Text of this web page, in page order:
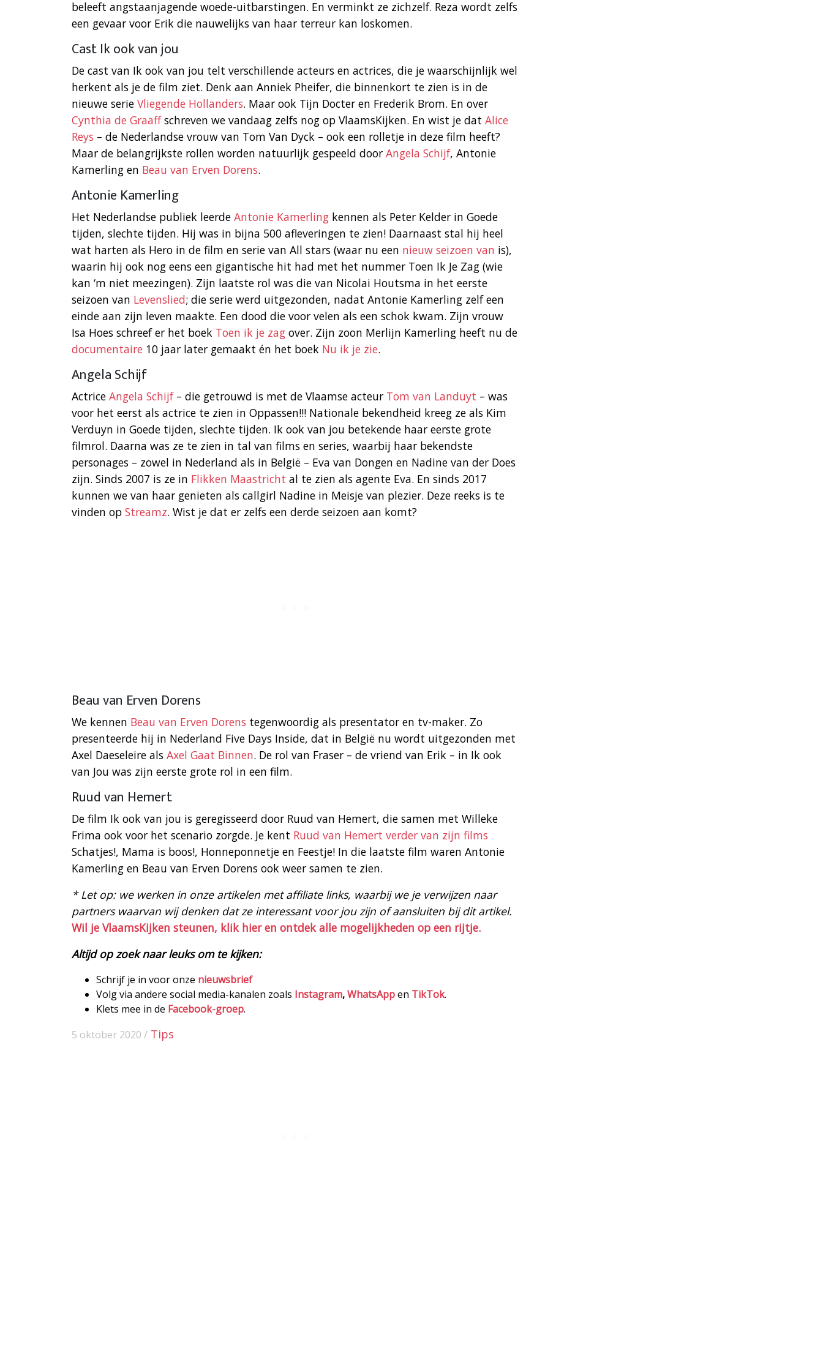
beleeft angstaanjagende woede-uitbarstingen. En verminkt ze zichzelf. Reza wordt zelfs
een gevaar voor Erik die nauwelijks van haar terreur kan loskomen.
Cast Ik ook van jou
De cast van Ik ook van jou telt verschillende acteurs en actrices, die je waarschijnlijk wel
herkent als je de film ziet. Denk aan Anniek Pheifer, die binnenkort te zien is in de
nieuwe serie Vliegende Hollanders. Maar ook Tijn Docter en Frederik Brom. En over
Cynthia de Graaffschreven we vandaag zelfs nog op VlaamsKijken. En wist je dat Alice
Reys – de Nederlandse vrouw van Tom Van Dyck – ook een rolletje in deze film heeft?
Maar de belangrijkste rollen worden natuurlijk gespeeld door Angela Schijf, Antonie
Kamerling en Beau van Erven Dorens.
Antonie Kamerling
Het Nederlandse publiek leerde Antonie Kamerling kennen als Peter Kelder in Goede
tijden, slechte tijden. Hij was in bijna 500 afleveringen te zien! Daarnaast stal hij heel
wat harten als Hero in de film en serie van All stars (waar nu een nieuw seizoen van is),
waarin hij ook nog eens een gigantische hit had met het nummer Toen Ik Je Zag (wie
kan ‘m niet meezingen). Zijn laatste rol was die van Nicolai Houtsma in het eerste
seizoen van Levenslied; die serie werd uitgezonden, nadat Antonie Kamerling zelf een
einde aan zijn leven maakte. Een dood die voor velen als een schok kwam. Zijn vrouw
Isa Hoes schreef er het boek Toen ik je zag over. Zijn zoon Merlijn Kamerling heeft nu de
documentaire 10 jaar later gemaakt én het boek Nu ik je zie.
Angela Schijf
Actrice Angela Schijf– die getrouwd is met de Vlaamse acteur Tom van Landuyt – was
voor het eerst als actrice te zien in Oppassen!!! Nationale bekendheid kreeg ze als Kim
Verduyn in Goede tijden, slechte tijden. Ik ook van jou betekende haar eerste grote
filmrol. Daarna was ze te zien in tal van films en series, waarbij haar bekendste
personages – zowel in Nederland als in België – Eva van Dongen en Nadine van der Does
zijn. Sinds 2007 is ze in Flikken Maastricht al te zien als agente Eva. En sinds 2017
kunnen we van haar genieten als callgirl Nadine in Meisje van plezier. Deze reeks is te
vinden op Streamz. Wist je dat er zelfs een derde seizoen aan komt?
Beau van Erven Dorens
We kennen Beau van Erven Dorens tegenwoordig als presentator en tv-maker. Zo
presenteerde hij in Nederland Five Days Inside, dat in België nu wordt uitgezonden met
Axel Daeseleire als Axel Gaat Binnen. De rol van Fraser – de vriend van Erik – in Ik ook
van Jou was zijn eerste grote rol in een film.
Ruud van Hemert
De film Ik ook van jou is geregisseerd door Ruud van Hemert, die samen met Willeke
Frima ook voor het scenario zorgde. Je kent Ruud van Hemert verder van zijn films
Schatjes!, Mama is boos!, Honneponnetje en Feestje! In die laatste film waren Antonie
Kamerling en Beau van Erven Dorens ook weer samen te zien.
* Let op: we werken in onze artikelen met affiliate links, waarbij we je verwijzen naar
partners waarvan wij denken dat ze interessant voor jou zijn of aansluiten bij dit artikel.
Wil je VlaamsKijken steunen, klik hier en ontdek alle mogelijkheden op een rijtje.
Altijd op zoek naar leuks om te kijken:
Schrijf je in voor onze nieuwsbrief
Volg via andere social media-kanalen zoals Instagram,WhatsAppen TikTok.
Klets mee in de Facebook-groep.
5 oktober 2020 / Tips